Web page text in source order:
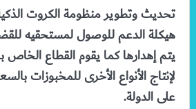
تحديث وتطوير منظومة الكروت
هيكلة الدعم للوصول لمستحقيه
يتم إهدارها كما يقوم القطاع الخاص
لإنتاج الأنواع الأخرى للمخبوزات
على الدولة.